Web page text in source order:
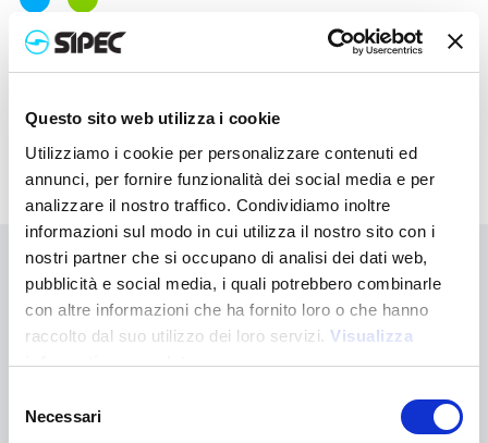
Questo sito web utilizza i cookie
Utilizziamo i cookie per personalizzare contenuti ed
annunci, per fornire funzionalità dei social media e per
analizzare il nostro traffico. Condividiamo inoltre
informazioni sul modo in cui utilizza il nostro sito con i
nostri partner che si occupano di analisi dei dati web,
pubblicità e social media, i quali potrebbero combinarle
con altre informazioni che ha fornito loro o che hanno
raccolto dal suo utilizzo dei loro servizi. Visualizza
informativa completa
delNecessari
500+ 1000
Neutraler Preis 2,050€ 2,050€ 2,050€ 2,050€ 2,050€
Sie haben nicht gefunden, wonach Sie suchen?
Kontaktieren Sie uns, wenn Sie Hilfe benötigen, oder fordern Sie
Ihre kundenspezifische Bestellung an